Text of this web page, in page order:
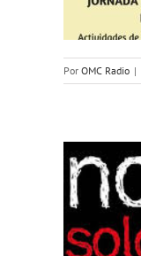
Por OMC Radio |